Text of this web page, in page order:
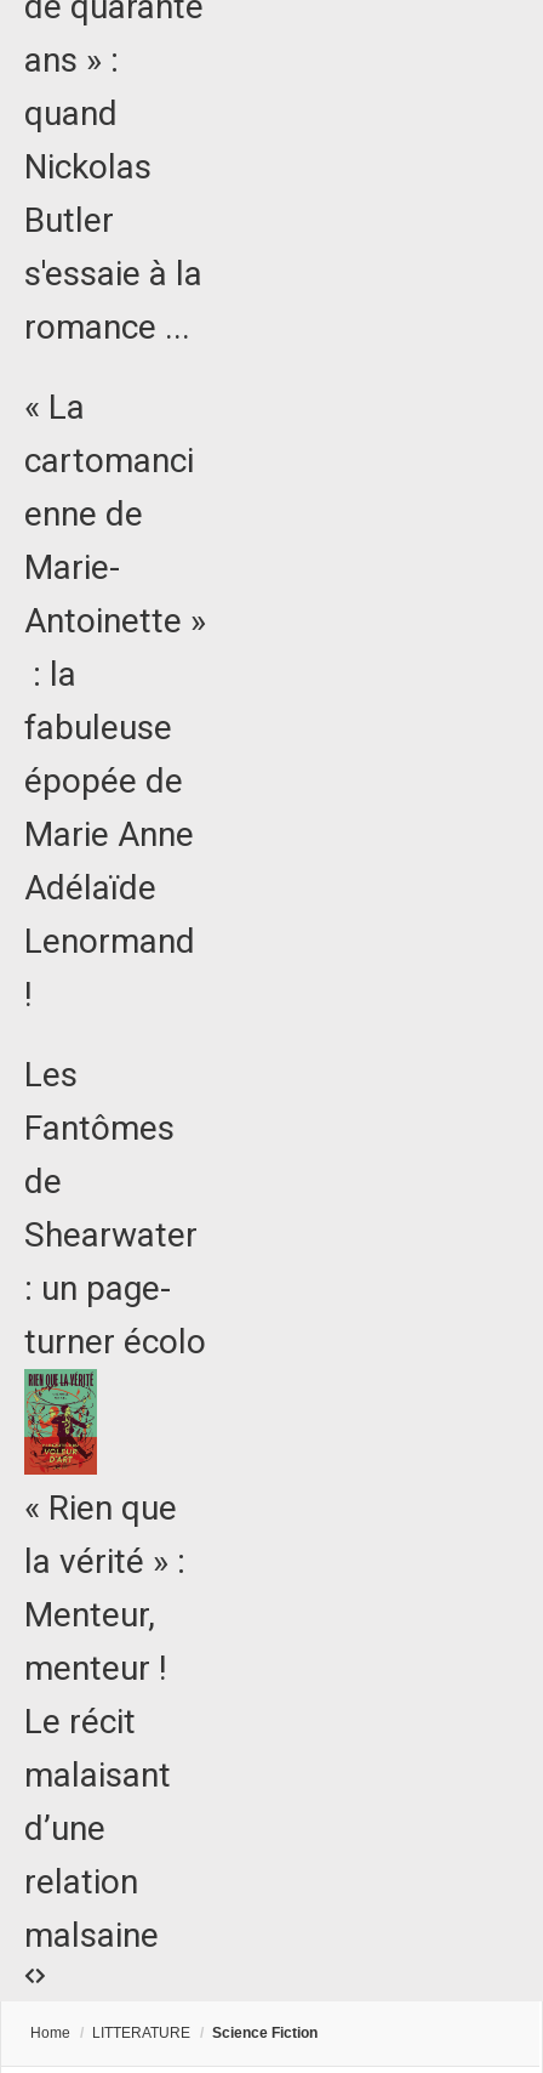
ans » :
quand
Nickolas
Butler
s'essaie à la
romance ...
« La
cartomanci
enne de
Marie-
Antoinette »
: la
fabuleuse
épopée de
Marie Anne
Adélaïde
Lenormand
!
Les
Fantômes
de
Shearwater
: un page-
turner écolo
« Rien que
la vérité » :
Menteur,
menteur !
Le récit
malaisant
d’une
relation
malsaine
Home / LITTERATURE / Science Fiction